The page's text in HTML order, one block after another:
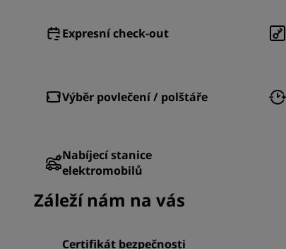
Expresní check-out
Výběr povlečení / polštáře
Nabíjecí stanice
elektromobilů
Záleží nám na vás
Certifikát bezpečnosti